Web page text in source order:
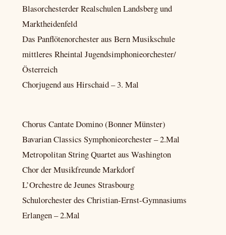
Blasorchesterder Realschulen Landsberg und
Marktheidenfeld
Das Panflötenorchester aus Bern Musikschule
mittleres Rheintal Jugendsimphonieorchester/
Österreich
Chorjugend aus Hirschaid – 3. Mal
Chorus Cantate Domino (Bonner Münster)
Bavarian Classics Symphonieorchester – 2.Mal
Metropolitan String Quartet aus Washington
Chor der Musikfreunde Markdorf
L’Orchestre de Jeunes Strasbourg
Schulorchester des Christian-Ernst-Gymnasiums
Erlangen – 2.Mal